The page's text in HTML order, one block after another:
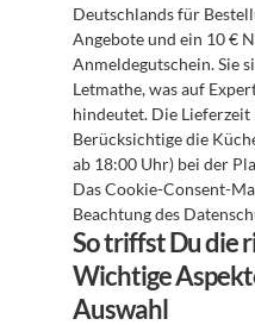
Deutschlands für
Angebote und ein 10 €
Anmeldegutschein. Sie
Letmathe, was auf
hindeutet. Die Lieferzeit
Berücksichtige die
ab 18:00 Uhr) bei der
Das Cookie-Consent-
Beachtung des
So triffst Du die
Wichtige
Auswahl